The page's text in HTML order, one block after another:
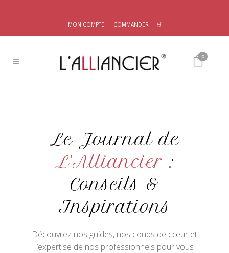
MON COMPTE COMMANDER 🛒
0
Le Journal de
L’Alliancier :
Conseils &
Inspirations
Découvrez nos guides, nos coups de cœur et
l’expertise de nos professionnels pour vous